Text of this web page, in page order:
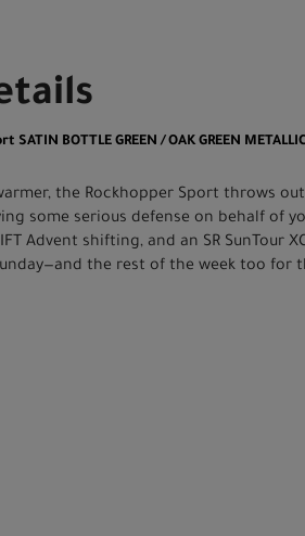
BOTTLE GREEN / OAK GREEN
the Rockhopper Sport throws
some serious defense on behalf of
Advent shifting, and an SR SunTour
the rest of the week too for